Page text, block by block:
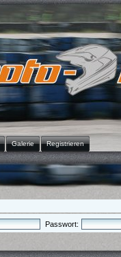
Galerie Registrieren
Passwort: